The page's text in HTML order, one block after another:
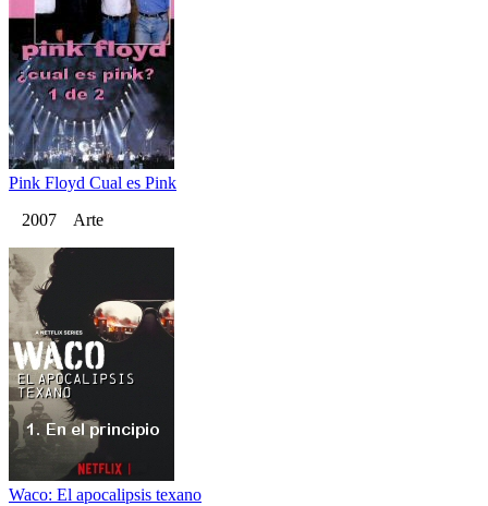
Pink Floyd Cual es Pink
2007 Arte
Waco: El apocalipsis texano